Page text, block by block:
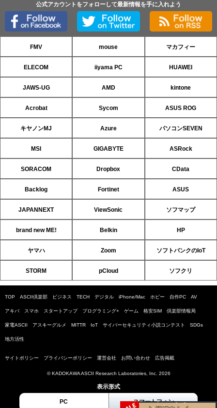
公式アカウントをフォローして最新情報を手に入れよう
FMV mouse マカフィー
ELECOM iiyama PC HUAWEI
JAWS-UG AMD kintone
Acrobat Sycom ASUS ROG
キヤノンMJ Azure パソコンSEVEN
MSI GIGABYTE ASRock
SORACOM Dropbox CData
Backlog Fortinet ASUS
JAPANNEXT ViewSonic ソフマップ
brand new ME! Belkin HP
ヤマハ Zoom ソフトバンクのIoT
STORM pCloud ソフクリ
TOP ASCII倶楽部 ビジネス TECH デジタル iPhone/Mac ホビー 自作PC AV
アキバ スマホ スタートアップ プログラミング+ ゲーム 格安SIM 倶楽部情報局
家電ASCII アスキーグルメ MITTR IoT サイバーセキュリティ小説コンテスト SDGs
地方活性
サイトポリシー プライバシーポリシー 運営会社 お問い合わせ 広告掲載
© KADOKAWA ASCII Research Laboratories, Inc. 2026
表示形式
PC スマートフォン